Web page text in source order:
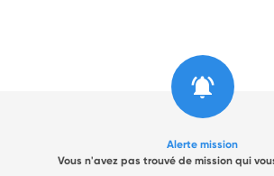
Alerte mission
Vous n'avez pas trouvé de mission qui